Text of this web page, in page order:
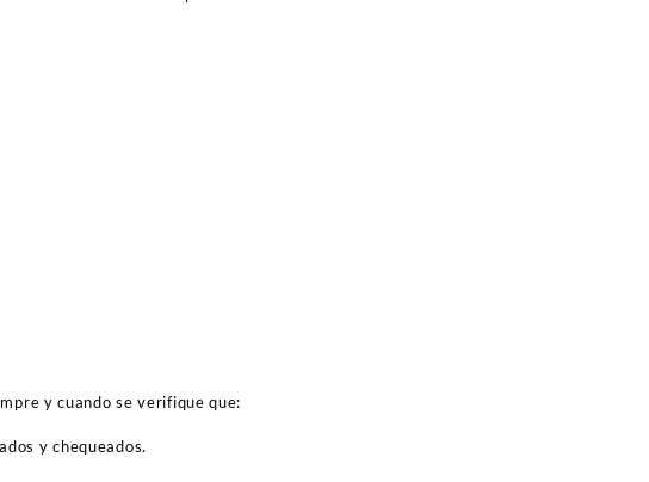
y cuando se verifique que:
y chequeados.